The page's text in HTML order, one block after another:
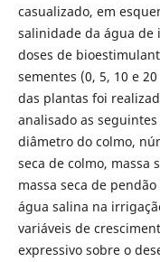
casualizado, em
salinidade da água de
doses de
sementes (0, 5, 10 e
das plantas foi
analisado as
diâmetro do colmo,
seca de colmo, massa
massa seca de
água salina na
variáveis de
expressivo sobre o